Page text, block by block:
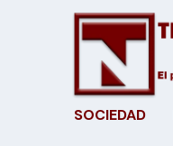
SOCIEDAD